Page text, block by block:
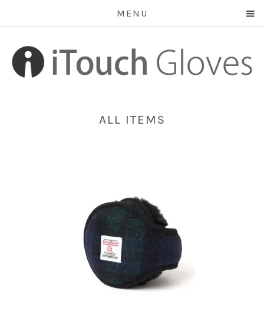
MENU
ALL ITEMS